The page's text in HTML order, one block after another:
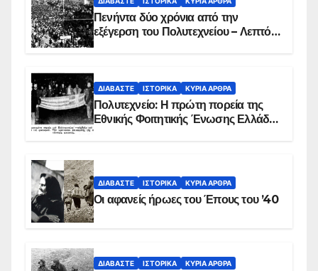
Πενήντα δύο χρόνια από την
εξέγερση του Πολυτεχνείου – Λεπτό
ΔΙΑΒΆΣΤΕ ΙΣΤΟΡΙΚΆ ΚΥΡΙΑ ΑΡΘΡΑ
Πολυτεχνείο: Η πρώτη πορεία της
Εθνικής Φοιτητικής Ένωσης Ελλάδος
ΔΙΑΒΆΣΤΕ ΙΣΤΟΡΙΚΆ ΚΥΡΙΑ ΑΡΘΡΑ
Οι αφανείς ήρωες του Έπους του ’40
ΔΙΑΒΆΣΤΕ ΙΣΤΟΡΙΚΆ ΚΥΡΙΑ ΑΡΘΡΑ